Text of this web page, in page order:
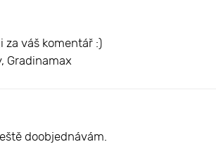
za váš komentář :)
Gradinamax
doobjednávám.